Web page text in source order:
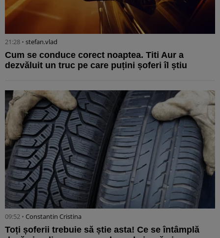
21:28 • stefan.vlad
Cum se conduce corect noaptea. Titi Aur a
dezvăluit un truc pe care puțini șoferi îl știu
09:52 • Constantin Cristina
Toți șoferii trebuie să știe asta! Ce se întâmplă